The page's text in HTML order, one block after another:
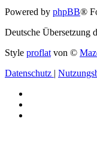
Powered by phpBB®
Deutsche Übersetzung
Style proflat von ©
Datenschutz |